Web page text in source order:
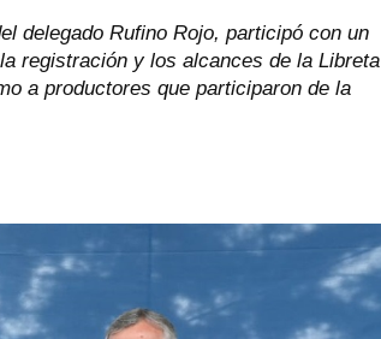
delegado Rufino Rojo, participó con un
registración y los alcances de la Libreta
a productores que participaron de la